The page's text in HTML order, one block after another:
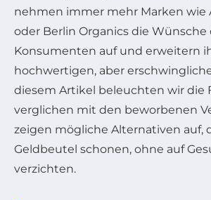
nehmen immer mehr Marken wie
oder Berlin Organics die
Konsumenten auf und erweitern
hochwertigen, aber
diesem Artikel beleuchten wir die
verglichen mit den beworbenen
zeigen mögliche Alternativen auf,
Geldbeutel schonen, ohne auf
verzichten.